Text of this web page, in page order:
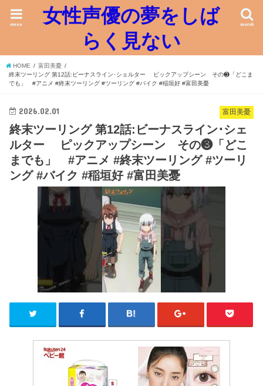
女性声優の夢をしば
らく見ない
search
menu
HOME
富田美憂
終末ツーリング 第12話:ビーナスライン･シェルター ピックアップシーン その❸「どこま
でも」 #アニメ #終末ツーリング #ツーリング #バイク #稲垣好 #富田美憂
富田美憂
2026.02.01
終末ツーリング 第12話:ビーナスライン･シェ
ルター ピックアップシーン その❸「どこ
までも」 #アニメ #終末ツーリング #ツーリ
ング #バイク #稲垣好 #富田美憂